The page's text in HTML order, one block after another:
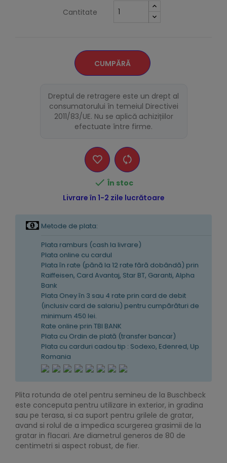
Cantitate
CUMPĂRĂ
Dreptul de retragere este un drept al
consumatorului în temeiul Directivei
2011/83/UE. Nu se aplică achizițiilor
efectuate între firme.
 În stoc
Livrare în 1-2 zile lucrătoare
Metode de plata:
Plata ramburs (cash la livrare)
Plata online cu cardul
Plata în rate (pănă la 12 rate fără dobândă) prin
Raiffeisen, Card Avantaj, Star BT, Garanti, Alpha
Bank
Plata Oney în 3 sau 4 rate prin card de debit
(inclusiv card de salariu) pentru cumpărături de
minimum 450 lei.
Rate online prin TBI BANK
Plata cu Ordin de plată (transfer bancar)
Plata cu carduri cadou tip : Sodexo, Edenred, Up
Romania
Plita rotunda de otel pentru semineu de la Buschbeck
este conceputa pentru utilizare in exterior, in gradina
sau pe terasa, si ca suport pentru grilele de gratar,
avand si rolul de a impedica scurgerea grasimii de la
gratar in flacari. Are diametrul generos de 80 de
centimetri si aspect robust, de fier.